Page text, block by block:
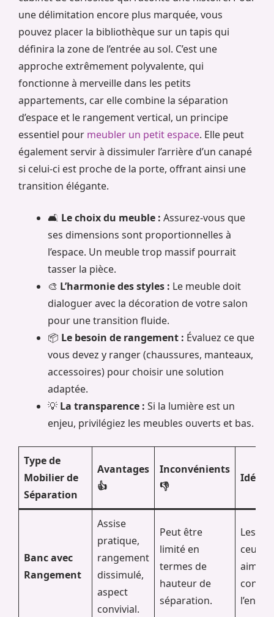
une délimitation encore plus marquée, vous
pouvez placer la bibliothèque sur un tapis qui
définira la zone de l’entrée au sol. C’est une
approche extrêmement polyvalente, qui
fonctionne à merveille dans les petits
appartements, car elle combine la séparation
d’espace et le rangement vertical, un principe
essentiel pour meubler un petit espace. Elle peut
également servir à dissimuler l’arrière d’un canapé
si celui-ci est proche de la porte, offrant ainsi une
transition élégante.
🛋️ Le choix du meuble : Assurez-vous que
ses dimensions sont proportionnelles à
l’espace. Un meuble trop massif pourrait
tasser la pièce.
🎨 L’harmonie des styles : Le meuble doit
dialoguer avec la décoration de votre salon
pour une transition fluide.
📦 Le besoin de rangement : Évaluez ce que
vous devez y ranger (chaussures, manteaux,
accessoires) pour choisir une solution
adaptée.
💡 La transparence : Si la lumière est un
enjeu, privilégiez les meubles ouverts et bas.
Type de
Mobilier de
Séparation
Avantages
👍
Inconvénients
👎
Idéal
Banc avec
Rangement
Assise
pratique,
rangement
dissimulé,
aspect
convivial.
Peut être
limité en
termes de
hauteur de
séparation.
Les
ceux